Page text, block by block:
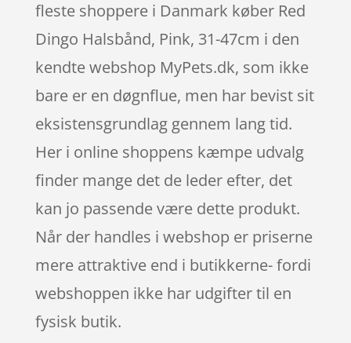
fleste shoppere i Danmark køber Red
Dingo Halsbånd, Pink, 31-47cm i den
kendte webshop MyPets.dk, som ikke
bare er en døgnflue, men har bevist sit
eksistensgrundlag gennem lang tid.
Her i online shoppens kæmpe udvalg
finder mange det de leder efter, det
kan jo passende være dette produkt.
Når der handles i webshop er priserne
mere attraktive end i butikkerne- fordi
webshoppen ikke har udgifter til en
fysisk butik.